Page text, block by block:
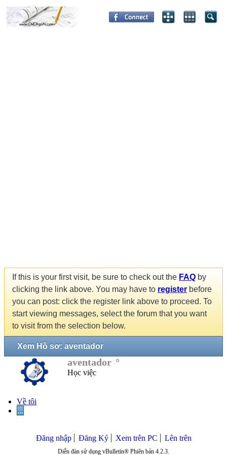
If this is your first visit, be sure to check out the FAQ by
clicking the link above. You may have to register before
you can post: click the register link above to proceed. To
start viewing messages, select the forum that you want
to visit from the selection below.
Xem Hồ sơ: aventador
aventador
Học việc
Về tôi
...
Đăng nhập Đăng Ký Xem trên PC Lên trên
Diễn đàn sử dụng vBulletin® Phiên bản 4.2.3.